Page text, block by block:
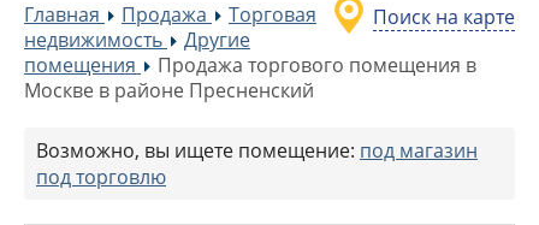
Поиск на карте
Главная »Продажа »
Торговая
недвижимость
»
Другие
помещения
»Продажа торгового помещения в
Москве в районе Пресненский
Возможно, вы ищете помещение: под магазин
под торговлю